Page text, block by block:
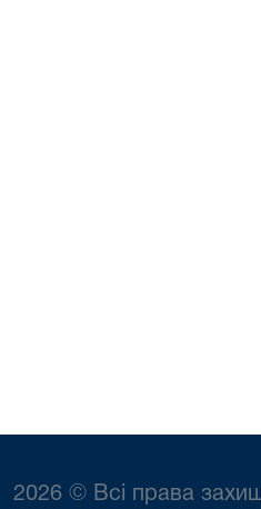
2026 © Всі права